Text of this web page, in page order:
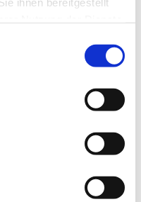
auch